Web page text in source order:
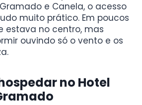
e Canela, o acesso
muito prático. Em poucos
estava no centro, mas
ouvindo só o vento e os
no Hotel